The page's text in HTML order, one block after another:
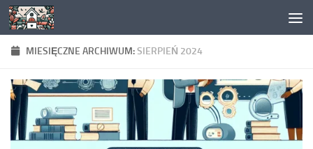
Skip to content
MIESIĘCZNE ARCHIWUM:SIERPIEŃ 2024